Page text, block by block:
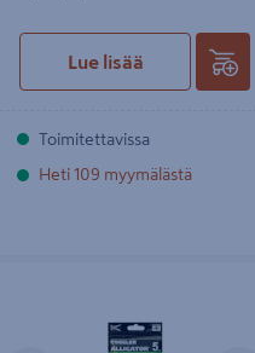
Lue lisää
Toimitettavissa
Heti 109 myymälästä